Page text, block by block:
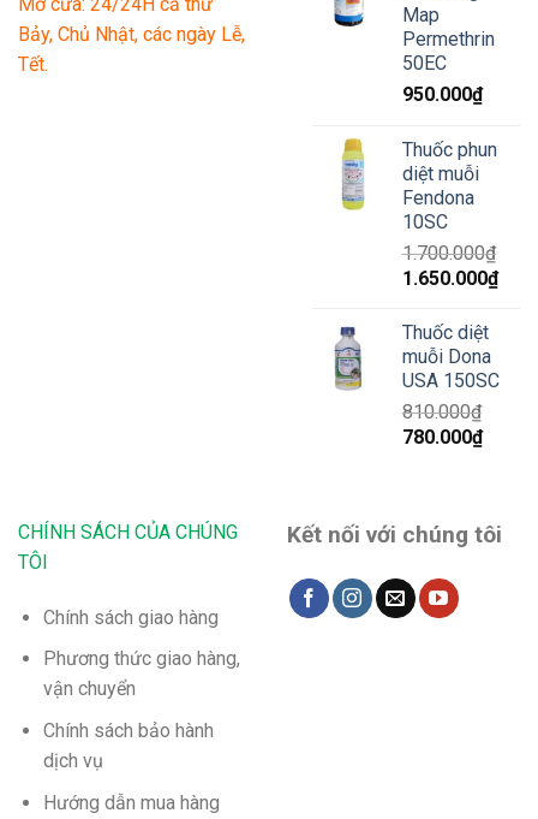
Bảy, Chủ Nhật, các ngày Lễ,
Tết.
Map
Permethrin
50EC
950.000₫
Thuốc phun
diệt muỗi
Fendona
10SC
1.700.000₫
Giá
là:
1.700.000₫.
1.650.000₫Giá
Thuốc diệt
muỗi Dona
USA 150SC
810.000₫
Giá
780.000₫Giá
CHÍNH SÁCH CỦA CHÚNG
TÔI
Chính sách giao hàng
Phương thức giao hàng,
vận chuyển
Chính sách bảo hành
dịch vụ
Hướng dẫn mua hàng
Kết nối với chúng tôi